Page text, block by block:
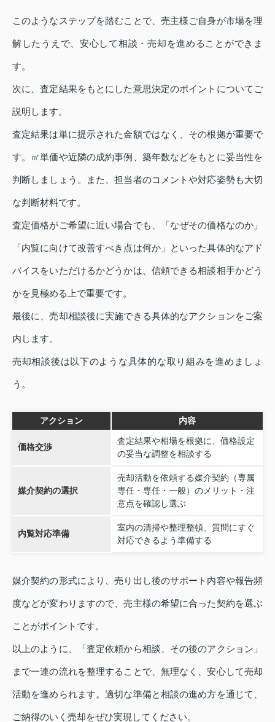
このようなステップを踏むことで、売主様ご自身が市場を理
解したうえで、安心して相談・売却を進めることができま
す。
次に、査定結果をもとにした意思決定のポイントについてご
説明します。
査定結果は単に提示された金額ではなく、その根拠が重要で
す。㎡単価や近隣の成約事例、築年数などをもとに妥当性を
判断しましょう。また、担当者のコメントや対応姿勢も大切
な判断材料です。
査定価格がご希望に近い場合でも、「なぜその価格なのか」
「内覧に向けて改善すべき点は何か」といった具体的なアド
バイスをいただけるかどうかは、信頼できる相談相手かどう
かを見極める上で重要です。
最後に、売却相談後に実施できる具体的なアクションをご案
内します。
売却相談後は以下のような具体的な取り組みを進めましょ
う。
アクション 内容
価格交渉
査定結果や相場を根拠に、価格設定
の妥当な調整を相談する
媒介契約の選択
売却活動を依頼する媒介契約（専属
専任・専任・一般）のメリット・注
意点を確認し選ぶ
内覧対応準備
室内の清掃や整理整頓、質問にすぐ
対応できるよう準備する
媒介契約の形式により、売り出し後のサポート内容や報告頻
度などが変わりますので、売主様の希望に合った契約を選ぶ
ことがポイントです。
以上のように、「査定依頼から相談、その後のアクション」
まで一連の流れを整理することで、無理なく、安心して売却
活動を進められます。適切な準備と相談の進め方を通じて、
ご納得のいく売却をぜひ実現してください。